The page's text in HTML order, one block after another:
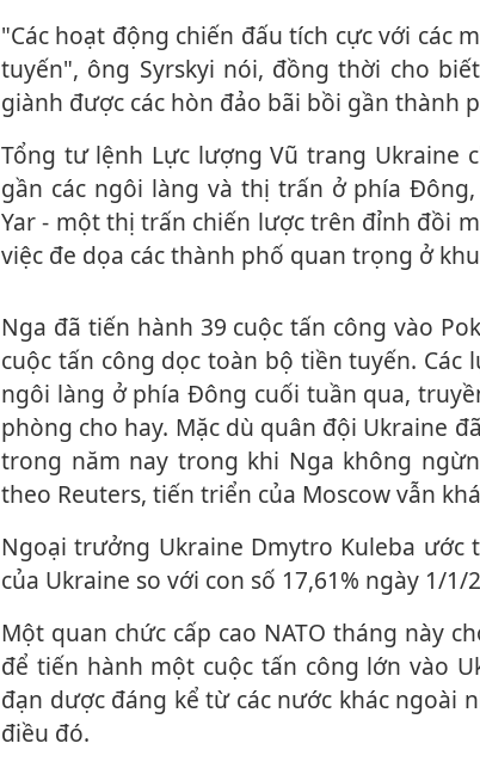
"Các hoạt động chiến đấu tích cực với các mức độ khác nhau đang diễn ra dọc tiền
tuyến", ông Syrskyi nói, đồng thời cho
giành được các hòn đảo bãi bồi gần thành
Tổng tư lệnh Lực lượng Vũ trang Ukraine cho biết giao tranh ác liệt cũng diễn ra
gần các ngôi làng và thị trấn ở phía
Yar - một thị trấn chiến lược trên đỉnh đồi
việc đe dọa các thành phố quan trọng ở
Nga đã tiến hành 39 cuộc tấn công vào Pokrovsk trong 24h qua và tổng cộng 117
cuộc tấn công dọc toàn bộ tiền tuyến. Các
ngôi làng ở phía Đông cuối tuần qua,
phòng cho hay. Mặc dù quân đội Ukraine
trong năm nay trong khi Nga không
theo Reuters, tiến triển của Moscow vẫn
Ngoại trưởng Ukraine Dmytro Kuleba ước tính Nga đã kiểm soát 17,68% lãnh thổ
của Ukraine so với con số 17,61% ngày 1/1/
Một quan chức cấp cao NATO tháng này cho biết Nga thiếu đạn dược và binh lính
để tiến hành một cuộc tấn công lớn vào
đạn dược đáng kể từ các nước khác ngoài
điều đó.